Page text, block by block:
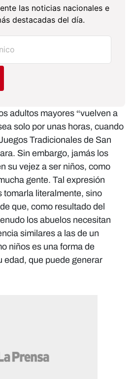
las noticias nacionales e
destacadas del día.
adultos mayores “vuelven a
solo por unas horas, cuando
Tradicionales de San
Sin embargo, jamás los
su vejez a ser niños, como
gente. Tal expresión
tomarla literalmente, sino
que, como resultado del
los abuelos necesitan
similares a las de un
niños es una forma de
edad, que puede generar